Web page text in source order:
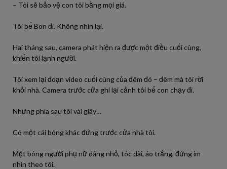
– Tôi sẽ bảo vệ con tôi bằng mọi giá.
Tôi bế Bon đi. Không nhìn lại.
Hai tháng sau, camera phát hiện ra được một điều cuối cùng,
khiến tôi lạnh người.
Tôi xem lại đoạn video cuối cùng của đêm đó – đêm mà tôi rời
khỏi nhà. Camera trước cửa ghi lại cảnh tôi bế con chạy đi.
Nhưng phía sau tôi vài giây…
Có một cái bóng khác đứng trước cửa nhà tôi.
Một bóng người phụ nữ dáng nhỏ, tóc dài, áo trắng, đứng im
nhìn theo tôi.